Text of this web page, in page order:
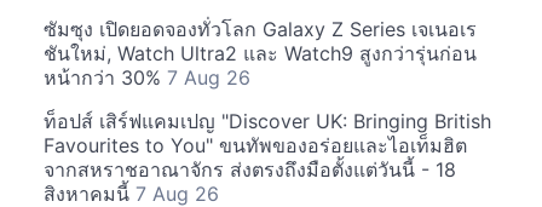
ซัมซุง เปิดยอดจองทั่วโลก Galaxy Z Series เจเนอเร
ชันใหม่, Watch Ultra2 และ Watch9 สูงกว่ารุ่นก่อน
หน้ากว่า 30% 7 Aug 26
ท็อปส์ เสิร์ฟแคมเปญ "Discover UK: Bringing British
Favourites to You" ขนทัพของอร่อยและไอเท็มฮิต
จากสหราชอาณาจักร ส่งตรงถึงมือตั้งแต่วันนี้ - 18
สิงหาคมนี้ 7 Aug 26